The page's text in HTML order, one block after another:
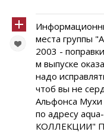
места группы
2003 -
м выпуске
надо
чтоб вы не
Альфонса Мухи
по адресу
КОЛЛЕКЦИИ"